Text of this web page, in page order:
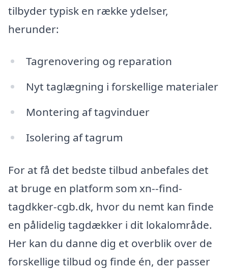
tilbyder typisk en række ydelser,
herunder:
Tagrenovering og reparation
Nyt taglægning i forskellige materialer
Montering af tagvinduer
Isolering af tagrum
For at få det bedste tilbud anbefales det
at bruge en platform som xn--find-
tagdkker-cgb.dk, hvor du nemt kan finde
en pålidelig tagdækker i dit lokalområde.
Her kan du danne dig et overblik over de
forskellige tilbud og finde én, der passer